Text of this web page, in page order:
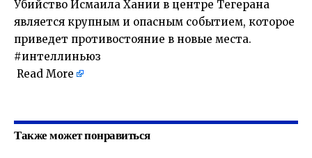
Убийство Исмаила Хании в центре Тегерана
является крупным и опасным событием, которое
приведет противостояние в новые места.
#интеллиньюз
Read More
Также может понравиться